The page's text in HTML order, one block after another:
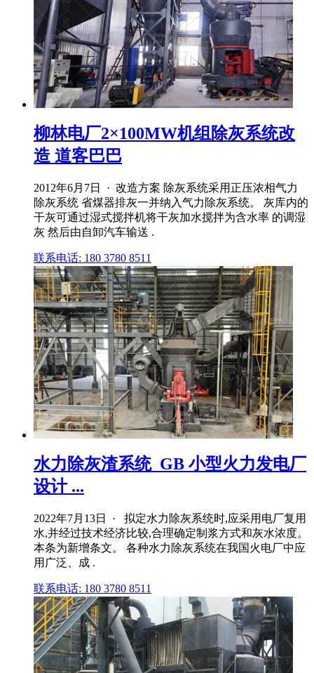
柳林电厂2×100MW机组除灰系统改
造 道客巴巴
2012年6月7日 · 改造方案 除灰系统采用正压浓相气力
除灰系统 省煤器排灰一并纳入气力除灰系统。 灰库内的
干灰可通过湿式搅拌机将干灰加水搅拌为含水率 的调湿
灰 然后由自卸汽车输送 .
联系电话: 180 3780 8511
水力除灰渣系统_GB 小型火力发电厂
设计 ...
2022年7月13日 · 拟定水力除灰系统时,应采用电厂复用
水,并经过技术经济比较,合理确定制浆方式和灰水浓度。
本条为新增条文。 各种水力除灰系统在我国火电厂中应
用广泛、成 .
联系电话: 180 3780 8511